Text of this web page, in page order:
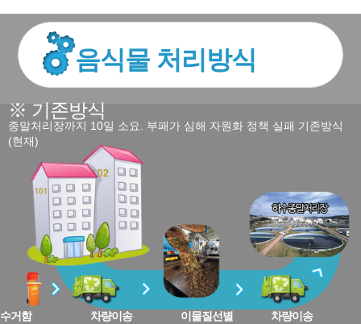
음식물 처리방식
※ 기존방식
종말처리장까지 10일 소요. 부패가 심해 자원화 정책 실패 기존방식
(현재)
수거함 차량이송 이물질선별 차량이송